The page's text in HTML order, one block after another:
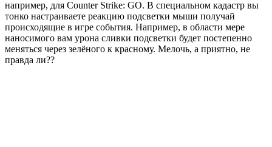
например, для Counter Strike: GO. В специальном кадастр вы
тонко настраиваете реакцию подсветки мыши получай
происходящие в игре события. Например, в области мере
наносимого вам урона сливки подсветки будет постепенно
меняться через зелёного к красному. Мелочь, а приятно, не
правда ли??